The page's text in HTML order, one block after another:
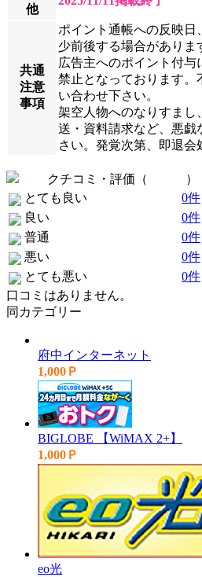
他
共通
注意
事項
ポイント通帳への反映日
少前後する場合がありま
広告主へのポイント付
禁止となっております。
い合わせ下さい。
架空人物へのなりすまし
送・資料請求など、悪戯
さい。発覚次第、即退会
クチコミ・評価（
）
とても良い
0件
良い
0件
普通
0件
悪い
0件
とても悪い
0件
口コミはありません。
同カテゴリー
府中インターネット
1,000Ｐ
BIGLOBE 【WiMAX 2+】
1,000Ｐ
eo光